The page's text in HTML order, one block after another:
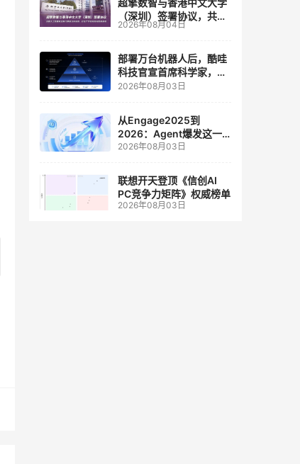
超擎数智与香港中文大学
（深圳）签署协议，共建
人工智能和边缘计算联合
2026年08月04日
部署万台机器人后，酷哇
科技官宣首席科学家，要
让世界模型交付生产力
2026年08月03日
从Engage2025到
2026：Agent爆发这一
年，AI CRM 走到哪了
2026年08月03日
联想开天登顶《信创AI
PC竞争力矩阵》权威榜单
2026年08月03日